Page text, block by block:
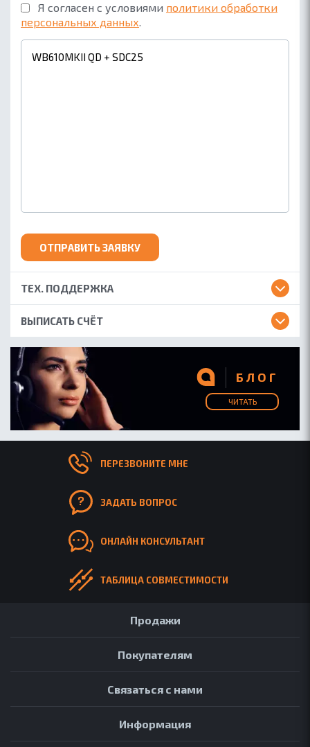
Я согласен с условиями политики обработки
персональных данных.
ОТПРАВИТЬ ЗАЯВКУ
ТЕХ. ПОДДЕРЖКА
ВЫПИСАТЬ СЧЁТ
БЛОГ
ЧИТАТЬ
ПЕРЕЗВОНИТЕ МНЕ
ЗАДАТЬ ВОПРОС
ОНЛАЙН КОНСУЛЬТАНТ
ТАБЛИЦА СОВМЕСТИМОСТИ
Продажи
Покупателям
Связаться с нами
Информация